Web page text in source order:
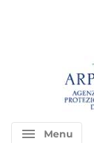
menu Menu